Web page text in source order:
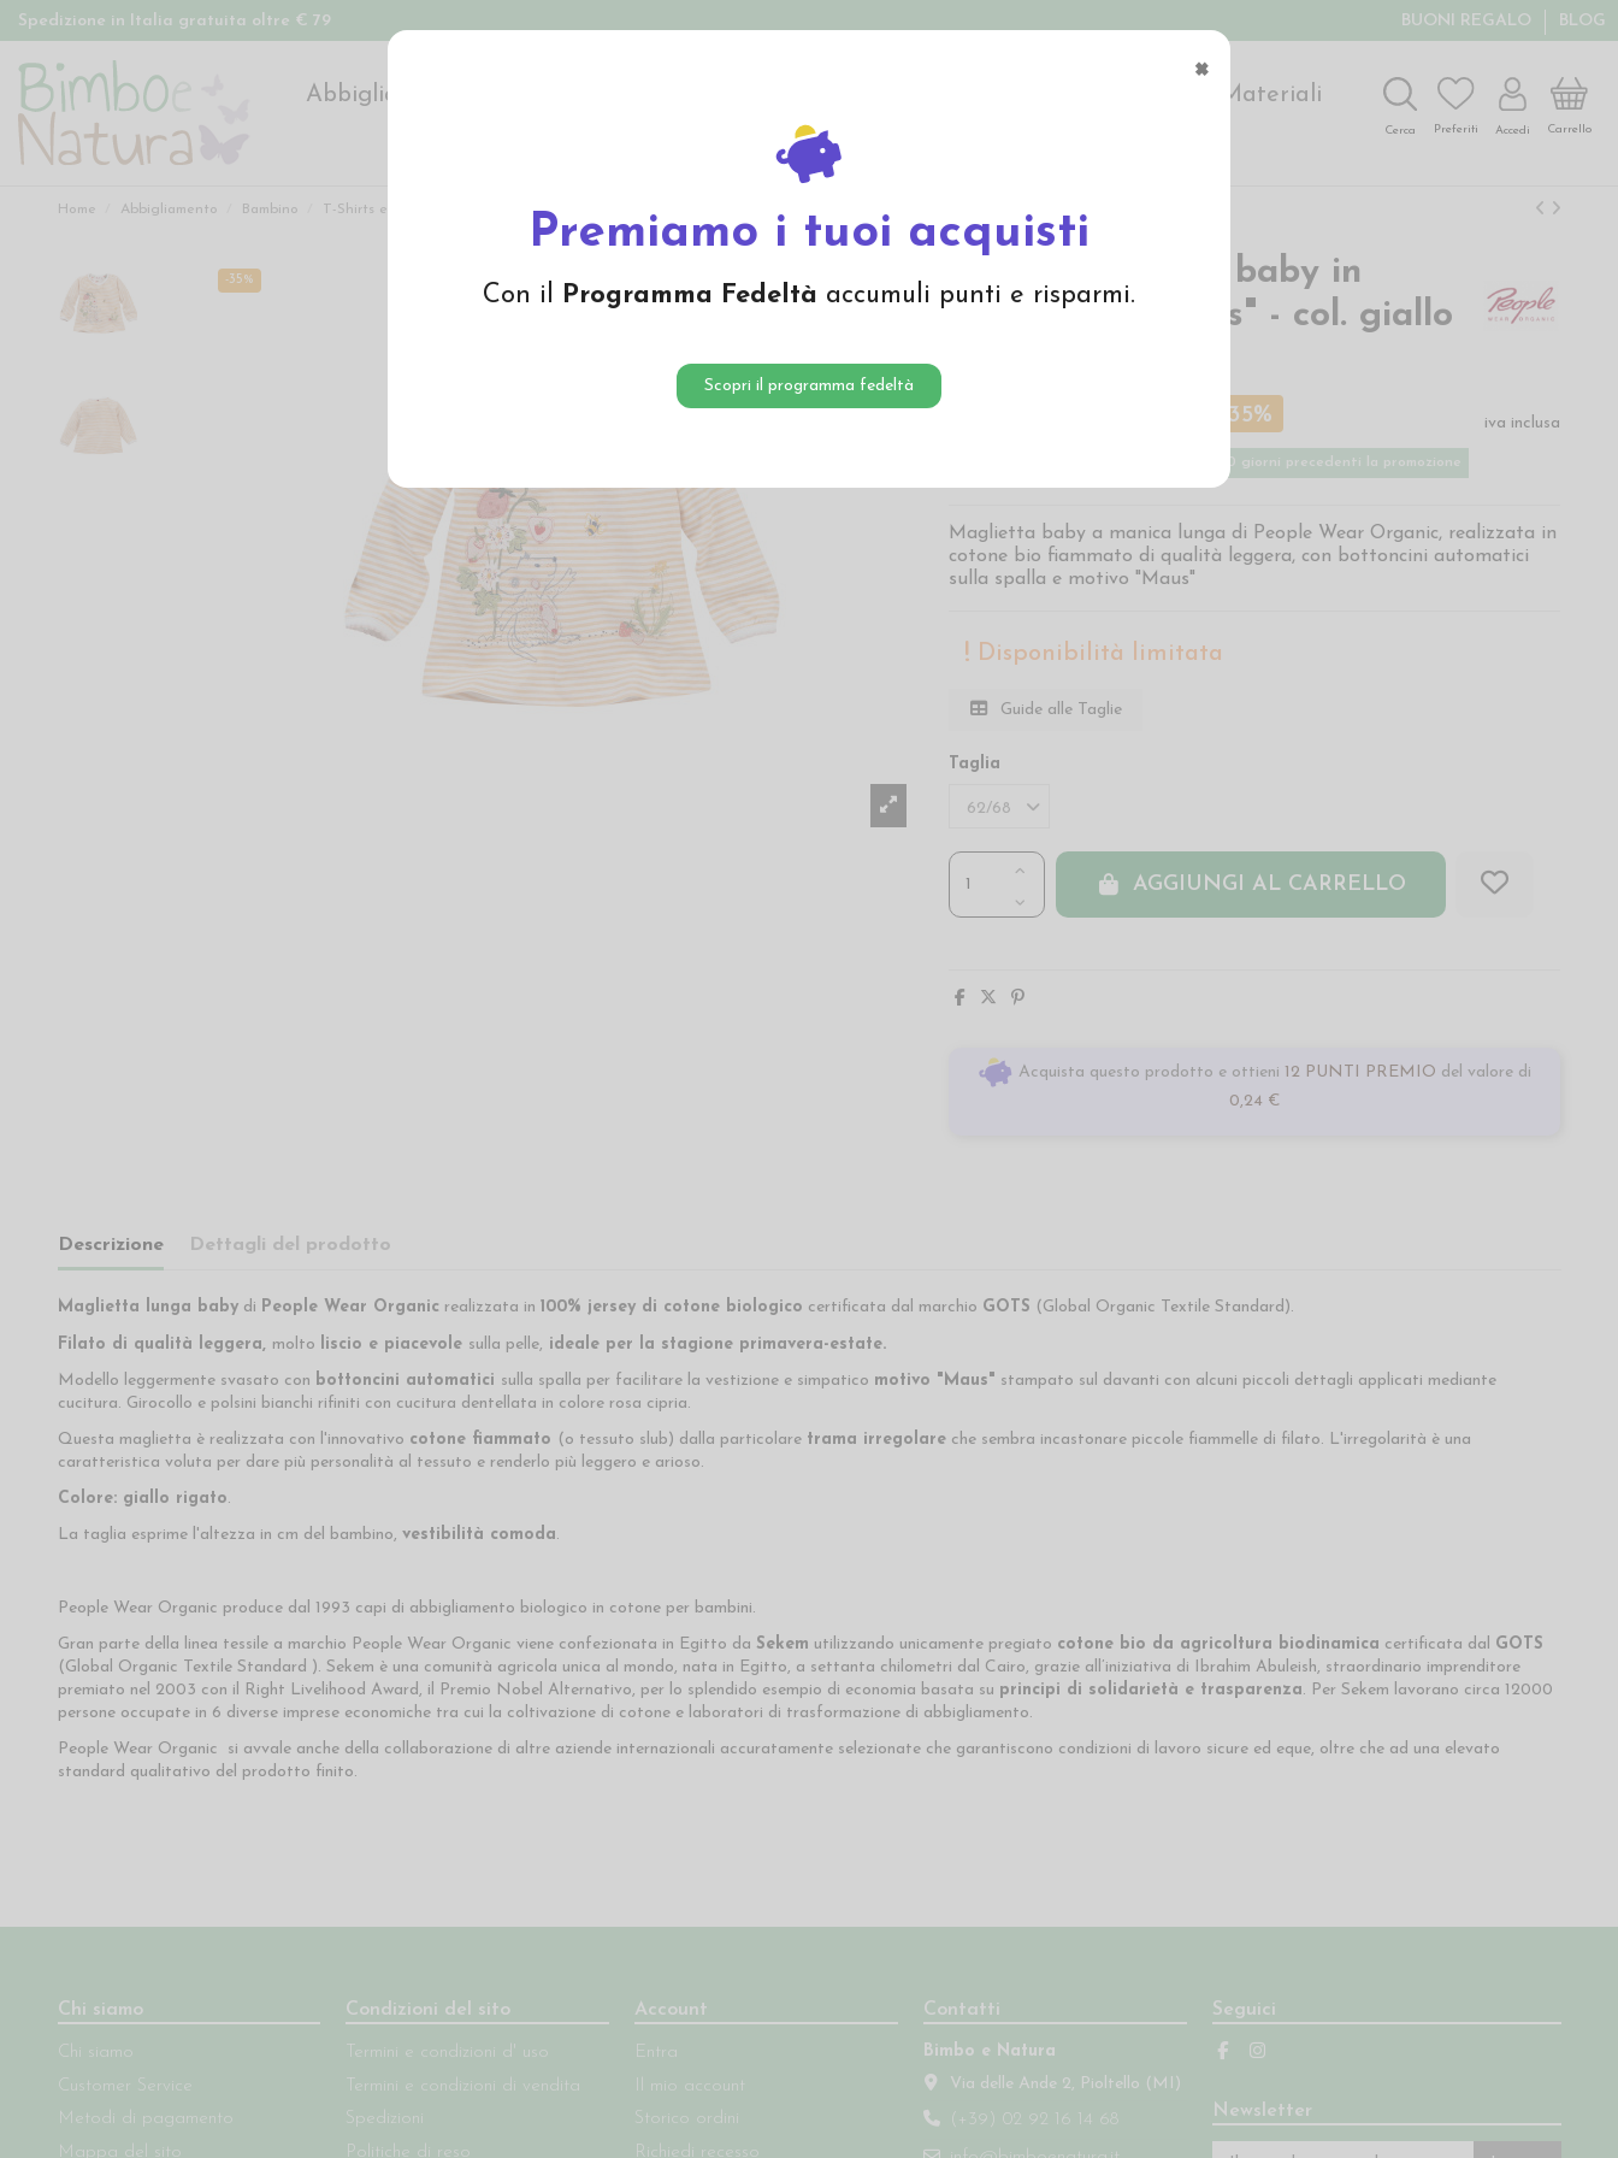
×
Premiamo i tuoi acquisti
Con il Programma Fedeltà accumuli punti e risparmi.
Scopri il programma fedeltà
Spedizione in Italia gratuita oltre € 79 BUONI REGALO BLOG
Abbigliamento
Materiali
Offerte
Cerca Preferiti Accedi Carrello
Home Abbigliamento Bambino T-Shirts e Magliette Maglietta lunga baby in cotone bio "Maus" - col. giallo rigato
-35%
Maglietta lunga baby in
cotone bio "Maus" - col. giallo
-35% iva inclusa
11,70 € Prezzo più basso applicato nei 30 giorni precedenti la promozione
Maglietta baby a manica lunga di People Wear Organic, realizzata in
cotone bio fiammato di qualità leggera, con bottoncini automatici
sulla spalla e motivo "Maus"
Disponibilità limitata
Guide alle Taglie
Taglia
AGGIUNGI AL CARRELLO
Acquista questo prodotto e ottieni 12 PUNTI PREMIO del valore di
0,24 €
Descrizione Dettagli del prodotto
Maglietta lunga babydi People Wear Organic realizzata in 100% jersey di cotone biologico certificata dal marchio GOTS (Global Organic Textile Standard).
Filato di qualità leggera, molto liscio e piacevole sulla pelle, ideale per la stagione primavera-estate.
Modello leggermente svasato con bottoncini automatici sulla spalla per facilitare la vestizione e simpatico motivo "Maus" stampato sul davanti con alcuni piccoli dettagli applicati mediante
cucitura. Girocollo e polsini bianchi rifiniti con cucitura dentellata in colore rosa cipria.
Questa maglietta è realizzata con l'innovativo cotone fiammato (o tessuto slub) dalla particolare trama irregolareche sembra incastonare piccole fiammelle di filato. L'irregolarità è una
caratteristica voluta per dare più personalità al tessuto e renderlo più leggero e arioso.
Colore: giallo rigato.
La taglia esprime l'altezza in cm del bambino, vestibilità comoda.
People Wear Organic produce dal 1993 capi di abbigliamento biologico in cotone per bambini.
Gran parte della linea tessile a marchio People Wear Organic viene confezionata in Egitto da Sekem utilizzando unicamente pregiato cotone bio da agricoltura biodinamica certificata dal GOTS
(Global Organic Textile Standard ). Sekem è una comunità agricola unica al mondo, nata in Egitto, a settanta chilometri dal Cairo, grazie all’iniziativa di Ibrahim Abuleish, straordinario imprenditore
premiato nel 2003 con il Right Livelihood Award, il Premio Nobel Alternativo, per lo splendido esempio di economia basata su principi di solidarietà e trasparenza. Per Sekem lavorano circa 12000
persone occupate in 6 diverse imprese economiche tra cui la coltivazione di cotone e laboratori di trasformazione di abbigliamento.
People Wear Organic si avvale anche della collaborazione di altre aziende internazionali accuratamente selezionate che garantiscono condizioni di lavoro sicure ed eque, oltre che ad una elevato
standard qualitativo del prodotto finito.
Chi siamo
Chi siamo
Customer Service
Metodi di pagamento
Mappa del sito
Condizioni del sito
Termini e condizioni d' uso
Termini e condizioni di vendita
Spedizioni
Politiche di reso
Account
Entra
Il mio account
Storico ordini
Richiedi recesso
Contatti
Bimbo e Natura
Via delle Ande 2, Pioltello (MI)
(+39) 02 92 16 14 68
Seguici
Newsletter